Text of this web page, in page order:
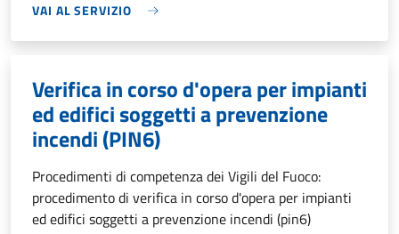
VAI AL SERVIZIO
Verifica in corso d'opera per impianti
ed edifici soggetti a prevenzione
incendi (PIN6)
Procedimenti di competenza dei Vigili del Fuoco:
procedimento di verifica in corso d'opera per impianti
ed edifici soggetti a prevenzione incendi (pin6)